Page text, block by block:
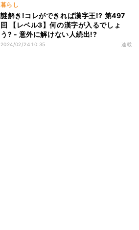
暮らし
謎解き!コレができれば漢字王!? 第497
回 【レベル3】何の漢字が入るでしょ
う? - 意外に解けない人続出!?
2024/02/24 10:35 連載